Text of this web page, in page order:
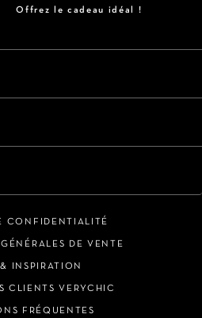
Offrez le cadeau idéal !
CONFIDENTIALITÉ
DE VENTE
INSPIRATION
CLIENTS VERYCHIC
FRÉQUENTES